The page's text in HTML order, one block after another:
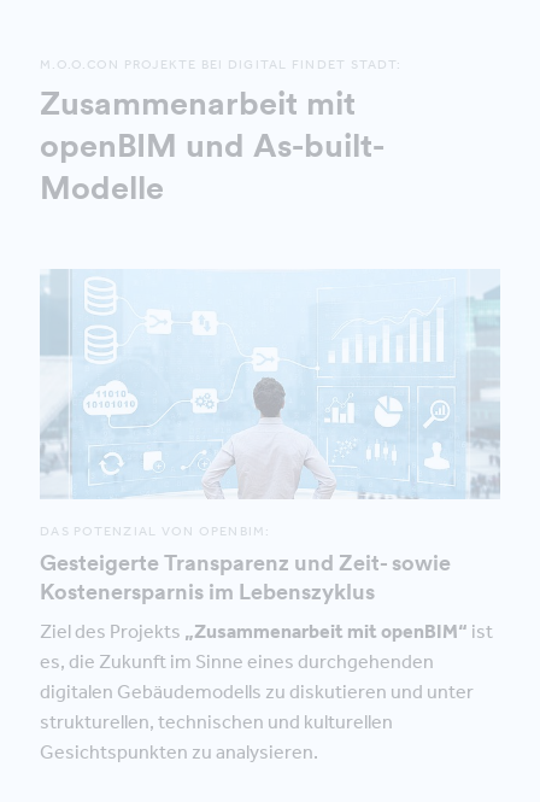
M.O.O.CON PROJEKTE BEI DIGITAL FINDET STADT:
Zusammenarbeit mit
openBIM und As-built-
Modelle
DAS POTENZIAL VON OPENBIM:
Gesteigerte Transparenz und Zeit- sowie
Kostenersparnis im Lebenszyklus
Ziel des Projekts „Zusammenarbeit mit openBIM“ ist
es, die Zukunft im Sinne eines durchgehenden
digitalen Gebäudemodells zu diskutieren und unter
strukturellen, technischen und kulturellen
Gesichtspunkten zu analysieren.